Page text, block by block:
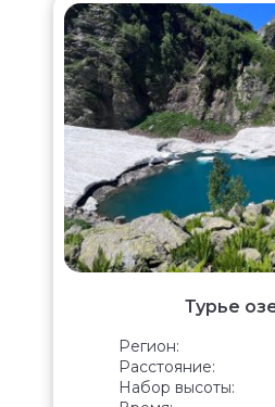
Турье
Регион:
Расстояние:
Набор высоты: